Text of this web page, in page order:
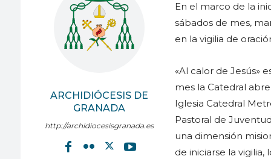
ARCHIDIÓCESIS DE
GRANADA
http://archidiocesisgranada.es
En el marco de la
sábados de mes,
en la vigilia de
«Al calor de Jesús»
mes la Catedral
Iglesia Catedral
Pastoral de
una dimensión
de iniciarse la